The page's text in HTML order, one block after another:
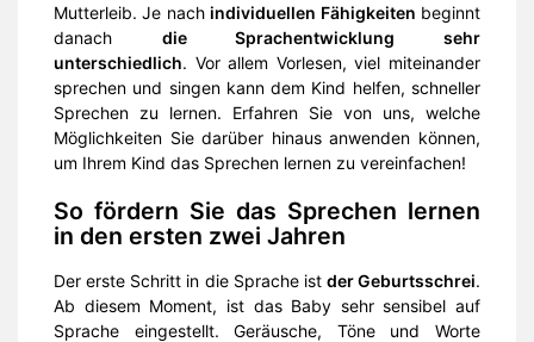
Mutterleib. Je nachindividuellen Fähigkeiten beginnt
danach die Sprachentwicklung sehr
unterschiedlich. Vor allem Vorlesen, viel miteinander
sprechen und singen kann dem Kind helfen, schneller
Sprechen zu lernen. Erfahren Sie von uns, welche
Möglichkeiten Sie darüber hinaus anwenden können,
um Ihrem Kind das Sprechen lernen zu vereinfachen!
So fördern Sie das Sprechen lernen
in den ersten zwei Jahren
Der erste Schritt in die Sprache ist der Geburtsschrei.
Ab diesem Moment, ist das Baby sehr sensibel auf
Sprache eingestellt. Geräusche, Töne und Worte